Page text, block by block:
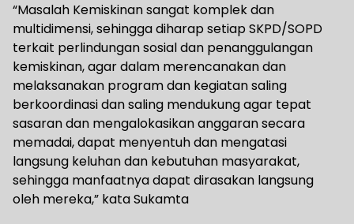
“Masalah Kemiskinan sangat komplek dan
multidimensi, sehingga diharap setiap SKPD/SOPD
terkait perlindungan sosial dan penanggulangan
kemiskinan, agar dalam merencanakan dan
melaksanakan program dan kegiatan saling
berkoordinasi dan saling mendukung agar tepat
sasaran dan mengalokasikan anggaran secara
memadai, dapat menyentuh dan mengatasi
langsung keluhan dan kebutuhan masyarakat,
sehingga manfaatnya dapat dirasakan langsung
oleh mereka,” kata Sukamta